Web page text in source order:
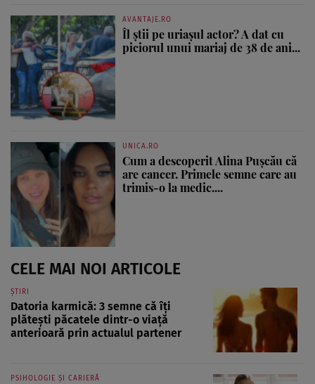
AVANTAJE.RO
Îl știi pe uriașul actor? A dat cu
piciorul unui mariaj de 38 de ani...
UNICA.RO
Cum a descoperit Alina Pușcău că
are cancer. Primele semne care au
trimis-o la medic....
CELE MAI NOI ARTICOLE
ȘTIRI
Datoria karmică: 3 semne că îți
plătești păcatele dintr-o viață
anterioară prin actualul partener
PSIHOLOGIE ȘI CARIERĂ